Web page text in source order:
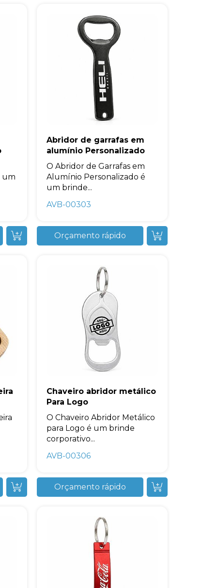
um
Abridor de garrafas em
alumínio Personalizado
O Abridor de Garrafas em
Alumínio Personalizado é
um brinde...
AVB-00303
Orçamento rápido
Chaveiro abridor metálico
Para Logo
O Chaveiro Abridor Metálico
para Logo é um brinde
corporativo...
AVB-00306
Orçamento rápido